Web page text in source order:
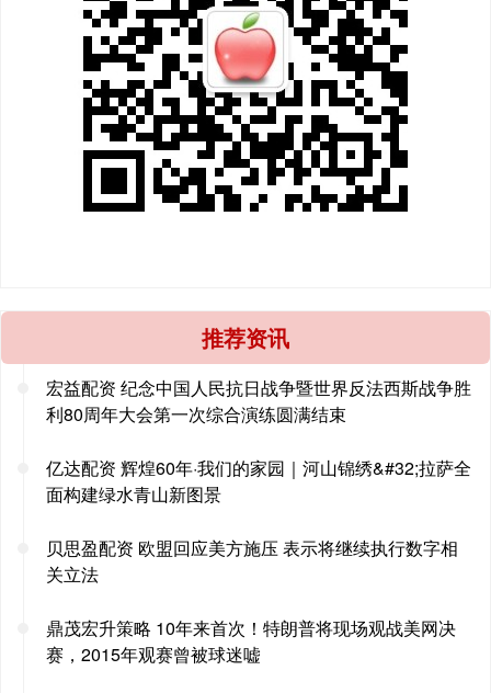
推荐资讯
宏益配资 纪念中国人民抗日战争暨世界反法西斯战争胜
利80周年大会第一次综合演练圆满结束
亿达配资 辉煌60年·我们的家园｜河山锦绣&#32;拉萨全
面构建绿水青山新图景
贝思盈配资 欧盟回应美方施压 表示将继续执行数字相
关立法
鼎茂宏升策略 10年来首次！特朗普将现场观战美网决
赛，2015年观赛曾被球迷嘘